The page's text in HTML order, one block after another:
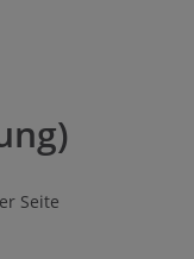
Seite